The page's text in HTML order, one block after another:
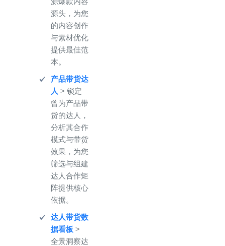
源头，为您
的内容创作
与素材优化
提供最佳范
本。
产品带货达
人 > 锁定
曾为产品带
货的达人，
分析其合作
模式与带货
效果，为您
筛选与组建
达人合作矩
阵提供核心
依据。
达人带货数
据看板 >
全景洞察达